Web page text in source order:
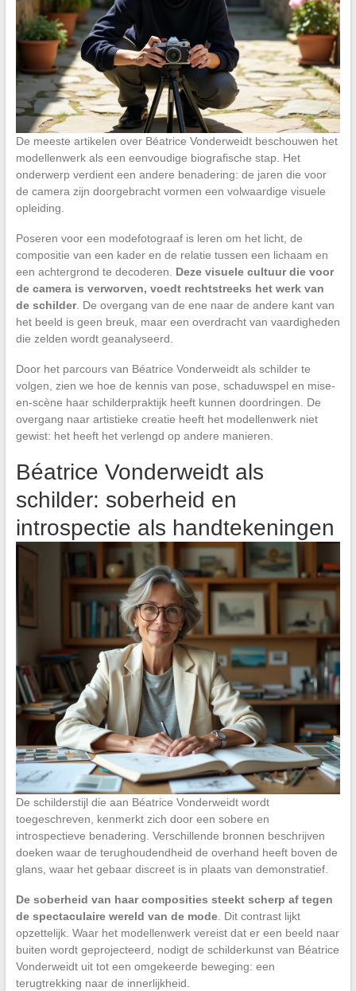
De meeste artikelen over Béatrice Vonderweidt beschouwen het
modellenwerk als een eenvoudige biografische stap. Het
onderwerp verdient een andere benadering: de jaren die voor
de camera zijn doorgebracht vormen een volwaardige visuele
opleiding.
Poseren voor een modefotograaf is leren om het licht, de
compositie van een kader en de relatie tussen een lichaam en
een achtergrond te decoderen. Deze visuele cultuur die voor
de camera is verworven, voedt rechtstreeks het werk van
de schilder. De overgang van de ene naar de andere kant van
het beeld is geen breuk, maar een overdracht van vaardigheden
die zelden wordt geanalyseerd.
Door het parcours van Béatrice Vonderweidt als schilder te
volgen, zien we hoe de kennis van pose, schaduwspel en mise-
en-scène haar schilderpraktijk heeft kunnen doordringen. De
overgang naar artistieke creatie heeft het modellenwerk niet
gewist: het heeft het verlengd op andere manieren.
Béatrice Vonderweidt als
schilder: soberheid en
introspectie als handtekeningen
De schilderstijl die aan Béatrice Vonderweidt wordt
toegeschreven, kenmerkt zich door een sobere en
introspectieve benadering. Verschillende bronnen beschrijven
doeken waar de terughoudendheid de overhand heeft boven de
glans, waar het gebaar discreet is in plaats van demonstratief.
De soberheid van haar composities steekt scherp af tegen
de spectaculaire wereld van de mode. Dit contrast lijkt
opzettelijk. Waar het modellenwerk vereist dat er een beeld naar
buiten wordt geprojecteerd, nodigt de schilderkunst van Béatrice
Vonderweidt uit tot een omgekeerde beweging: een
terugtrekking naar de innerlijkheid.